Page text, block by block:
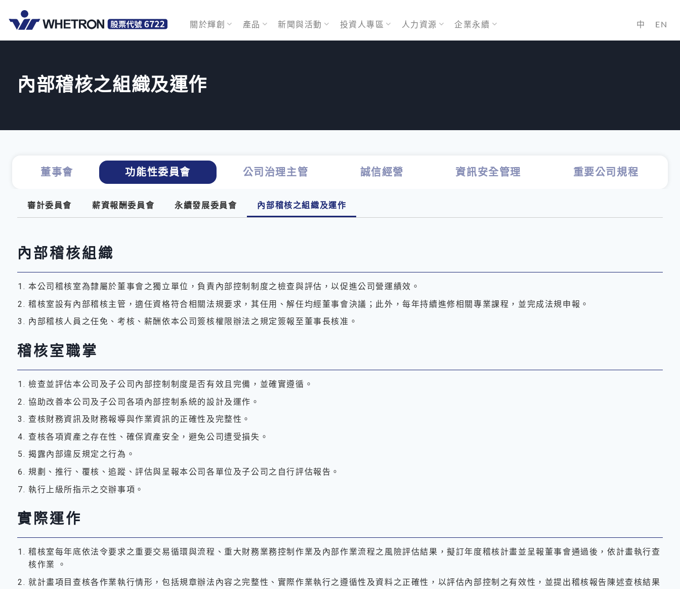
關於輝創 產品 新聞與活動 投資人專區 人力資源 企業永續 中 EN
內部稽核之組織及運作
董事會 功能性委員會 公司治理主管 誠信經營 資訊安全管理 重要公司規程
審計委員會 薪資報酬委員會 永續發展委員會 內部稽核之組織及運作
內部稽核組織
本公司稽核室為隸屬於董事會之獨立單位，負責內部控制制度之檢查與評估，以促進公司營運績效。
稽核室設有內部稽核主管，適任資格符合相關法規要求，其任用、解任均經董事會決議；此外，每年持續進修相關專業課程，並完成法規申報。
內部稽核人員之任免、考核、薪酬依本公司簽核權限辦法之規定簽報至董事長核准。
稽核室職掌
檢查並評估本公司及子公司內部控制制度是否有效且完備，並確實遵循。
協助改善本公司及子公司各項內部控制系統的設計及運作。
查核財務資訊及財務報導與作業資訊的正確性及完整性。
查核各項資產之存在性、確保資產安全，避免公司遭受損失。
揭露內部違反規定之行為。
規劃、推行、覆核、追蹤、評估與呈報本公司各單位及子公司之自行評估報告。
執行上級所指示之交辦事項。
實際運作
稽核室每年底依法令要求之重要交易循環與流程、重大財務業務控制作業及內部作業流程之風險評估結果，擬訂年度稽核計畫並呈報董事會通過後，依計畫執行查
核作業 。
就計畫項目查核各作業執行情形，包括規章辦法內容之完整性、實際作業執行之遵循性及資料之正確性，以評估內部控制之有效性，並提出稽核報告陳述查核結果